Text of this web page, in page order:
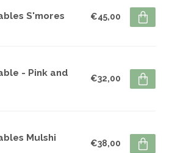
S'mores €45,00
- Pink and
€32,00
Mulshi
€38,00